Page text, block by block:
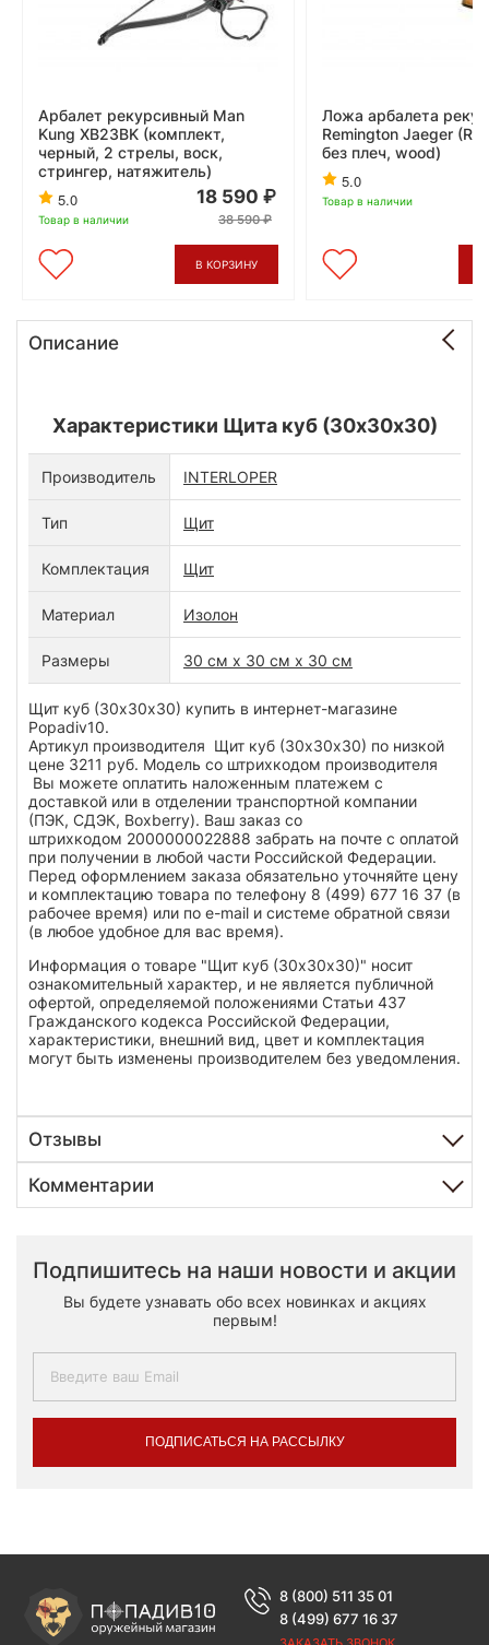
Арбалет рекурсивный Man
Kung XB23BK (комплект,
черный, 2 стрелы, воск,
стрингер, натяжитель)
5.0
Товар в наличии
18 590
38 590
В КОРЗИНУ
Ложа арбалета
Remington Jaeger (R-
без плеч, wood)
5.0
Товар в наличии
Описание
Характеристики Щита куб (30х30х30)
Производитель INTERLOPER
Тип Щит
Комплектация Щит
Материал Изолон
Размеры 30 см х 30 см х 30 см
Щит куб (30х30х30) купить в интернет-магазине
Popadiv10.
Артикул производителя Щит куб (30х30х30) по низкой
цене 3211 руб. Модель со штрихкодом производителя
Вы можете оплатить наложенным платежем с
доставкой или в отделении транспортной компании
(ПЭК, СДЭК, Boxberry). Ваш заказ со
штрихкодом 2000000022888 забрать на почте с оплатой
при получении в любой части Российской Федерации.
Перед оформлением заказа обязательно уточняйте цену
и комплектацию товара по телефону 8 (499) 677 16 37 (в
рабочее время) или по e-mail и системе обратной связи
(в любое удобное для вас время).
Информация о товаре "Щит куб (30х30х30)" носит
ознакомительный характер, и не является публичной
офертой, определяемой положениями Статьи 437
Гражданского кодекса Российской Федерации,
характеристики, внешний вид, цвет и комплектация
могут быть изменены производителем без уведомления.
Отзывы
Комментарии
Подпишитесь на наши новости и акции
Вы будете узнавать обо всех новинках и акциях
первым!
ПОДПИСАТЬСЯ НА РАССЫЛКУ
8 (800) 511 35 01
8 (499) 677 16 37